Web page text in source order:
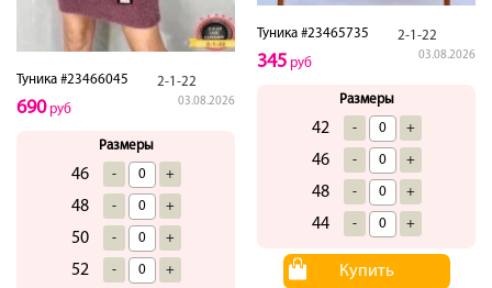
Туника #23466045 2-1-22
03.08.2026
690руб
Размеры
46 - +
48 - +
50 - +
52 - +
Туника #23465735 2-1-22
03.08.2026
345 руб
Размеры
42 - +
46 - +
48 - +
44 - +
Купить